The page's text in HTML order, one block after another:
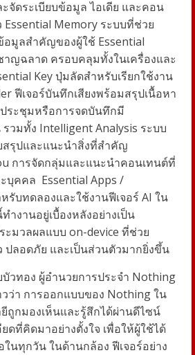
จัดระเบียบข้อมูล ไอเดีย และคอน
Essential Memory ระบบที่ช่วย
อมูลสำคัญของผู้ใช้ Essential
ญฉลาด ครอบคลุมทั้งในเครื่องและ
Keyปุ่มลัดสำหรับเรียกใช้งาน
ฟีเจอร์บันทึกเสียงพร้อมสรุปเนื้อหา
ระชุมหรือการจดบันทึกมี
วมทั้ง Intelligent Analysis ระบบ
รุปและแนะนำสิ่งที่สำคัญ
การจัดกลุ่มและแนะนำคอนเทนต์ที่
บุคคล Essential Apps /
รับทดลองและใช้งานฟีเจอร์ AI ใน
งานอยู่เบื้องหลังอย่างเป็น
ะมวลผลแบบ on-device ที่ช่วย
ปลอดภัย และเป็นส่วนตัวมากยิ่งขึ้น
วทอง ผู้อำนวยการประจำ Nothing
ว่า การออกแบบของ Nothingใน
ถูกมองเห็นและรู้สึกได้ผ่านดีไซน์
ดที่คิดมาอย่างตั้งใจ เพื่อให้ผู้ใช้ได้
นทุกวัน ในด้านกล้อง ฟีเจอร์อย่าง